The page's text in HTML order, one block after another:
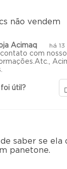
não vendem
Acimaq há
com
útil?
saber se ela
panetone.